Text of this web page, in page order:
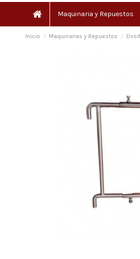
Maquinaria y Repuestos
Inicio Maquinarias y Repuestos